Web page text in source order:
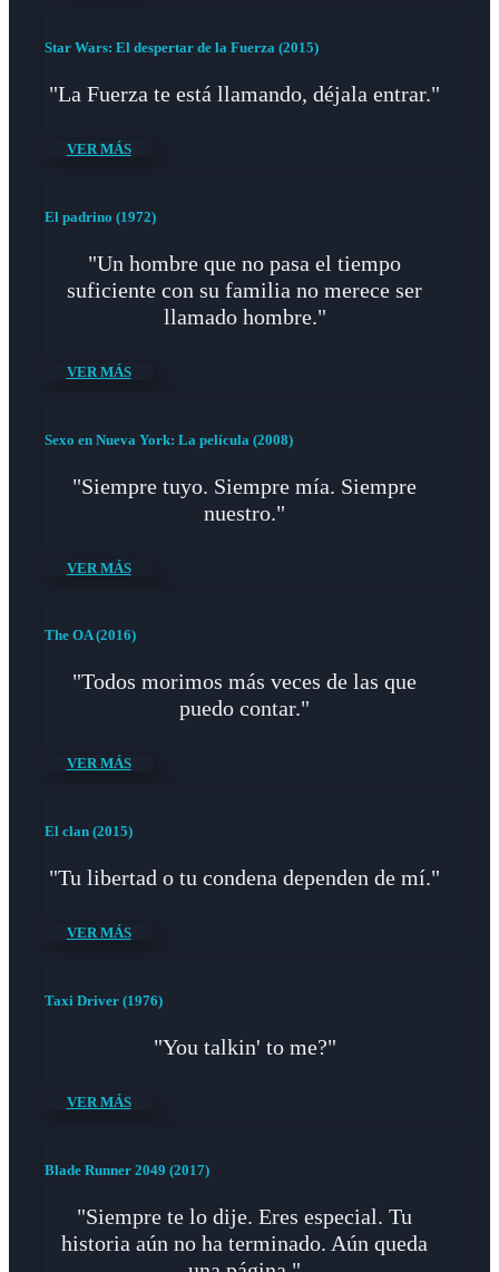
Star Wars: El despertar de la Fuerza (2015)
"La Fuerza te está llamando, déjala entrar."
VER MÁS
El padrino (1972)
"Un hombre que no pasa el tiempo
suficiente con su familia no merece ser
llamado hombre."
VER MÁS
Sexo en Nueva York: La película (2008)
"Siempre tuyo. Siempre mía. Siempre
nuestro."
VER MÁS
The OA (2016)
"Todos morimos más veces de las que
puedo contar."
VER MÁS
El clan (2015)
"Tu libertad o tu condena dependen de mí."
VER MÁS
Taxi Driver (1976)
"You talkin' to me?"
VER MÁS
Blade Runner 2049 (2017)
"Siempre te lo dije. Eres especial. Tu
historia aún no ha terminado. Aún queda